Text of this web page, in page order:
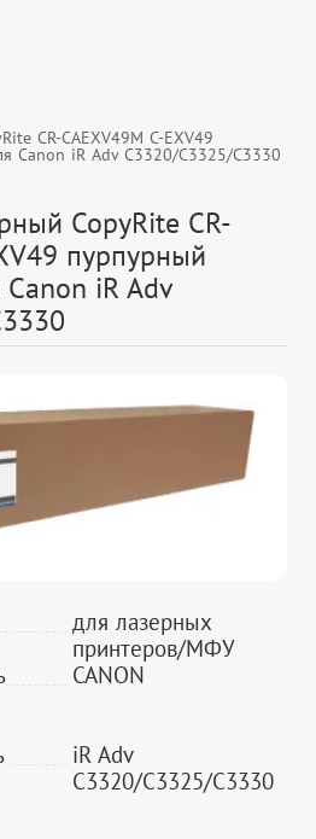
CR-CAEXV49M C-EXV49
Canon iR Adv C3320/C3325/C3330
CopyRite CR-
пурпурный
iR Adv
для лазерных
принтеров/МФУ
CANON
iR Adv
C3320/C3325/C3330